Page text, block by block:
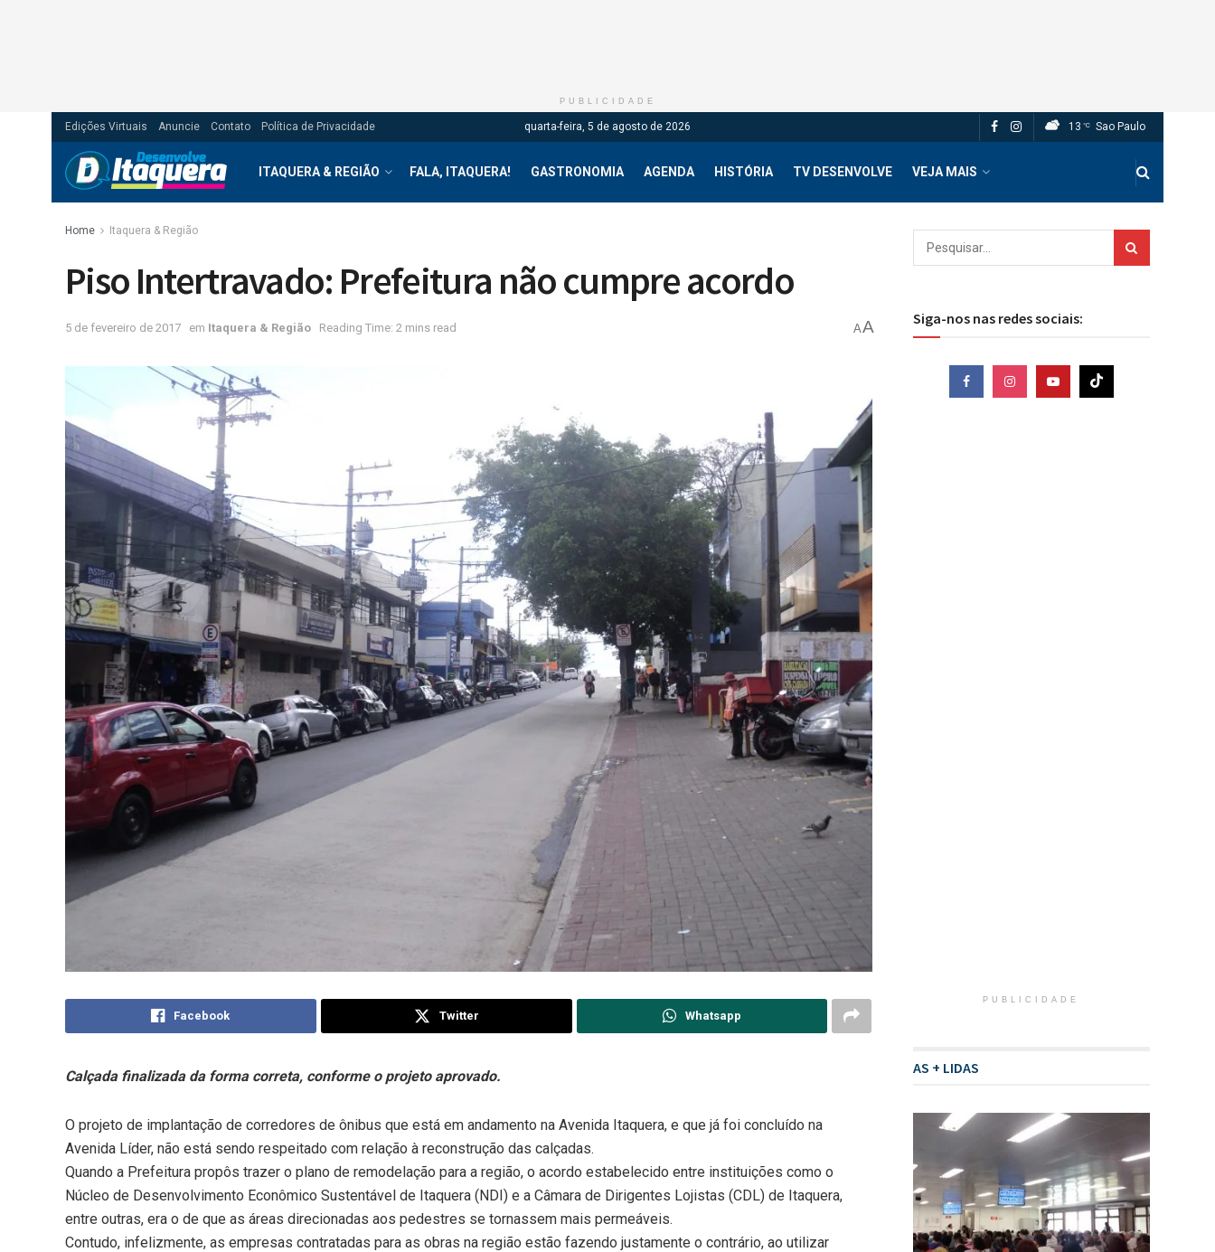
PUBLICIDADE
Edições Virtuais Anuncie Contato Política de Privacidade quarta-feira, 5 de agosto de 2026 13 °C Sao Paulo
ITAQUERA & REGIÃO FALA, ITAQUERA! GASTRONOMIA AGENDA HISTÓRIA TV DESENVOLVE VEJA MAIS
Home Itaquera & Região
Piso Intertravado: Prefeitura não cumpre acordo
5 de fevereiro de 2017 em Itaquera & Região Reading Time: 2 mins read AA
Facebook Twitter Whatsapp
Calçada finalizada da forma correta, conforme o projeto aprovado.
O projeto de implantação de corredores de ônibus que está em andamento na Avenida Itaquera, e que já foi concluído na
Avenida Líder, não está sendo respeitado com relação à reconstrução das calçadas.
Quando a Prefeitura propôs trazer o plano de remodelação para a região, o acordo estabelecido entre instituições como o
Núcleo de Desenvolvimento Econômico Sustentável de Itaquera (NDI) e a Câmara de Dirigentes Lojistas (CDL) de Itaquera,
entre outras, era o de que as áreas direcionadas aos pedestres se tornassem mais permeáveis.
Contudo, infelizmente, as empresas contratadas para as obras na região estão fazendo justamente o contrário, ao utilizar
Siga-nos nas redes sociais:
PUBLICIDADE
AS + LIDAS